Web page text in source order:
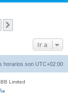
Ir a
horarios son UTC+02:00
Limited